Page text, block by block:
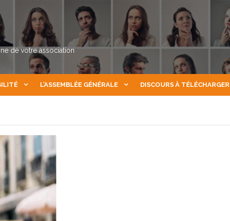
de votre association
L’ASSEMBLÉE GÉNÉRALE DISCOURS À TÉLÉCHARGER